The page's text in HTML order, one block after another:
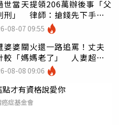
世當天提領206萬辦後事「父
刑」 律師：搶錢先下手是
08-07 09:55
婆婆關火還一路追罵！丈夫
較「媽媽老了」 人妻超崩
像台傭
08-08 09:06
點才有資格說愛你
癌症基金會